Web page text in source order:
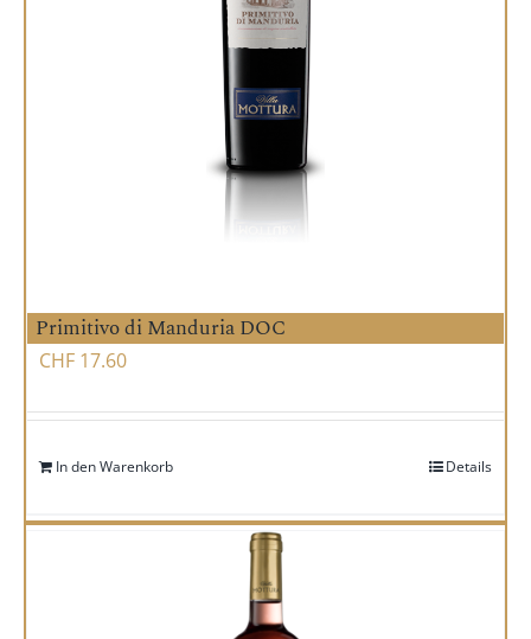
Primitivo di Manduria DOC
CHF 17.60
In den Warenkorb Details